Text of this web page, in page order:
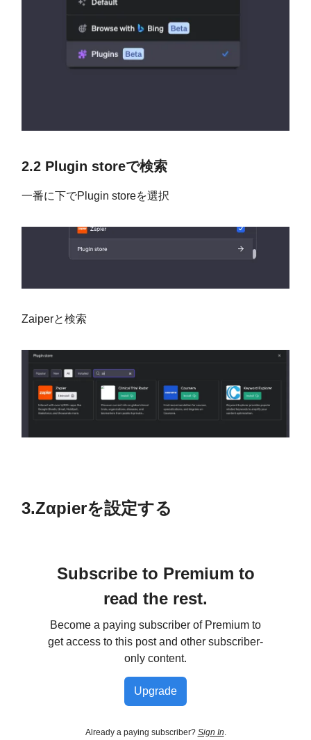
2.2 Plugin storeで検索
一番に下でPlugin storeを選択
Zaiperと検索
3.Zαpierを設定する
Subscribe to Premium to
read the rest.
Become a paying subscriber of Premium to
get access to this post and other subscriber-
only content.
Upgrade
Already a paying subscriber? Sign In.